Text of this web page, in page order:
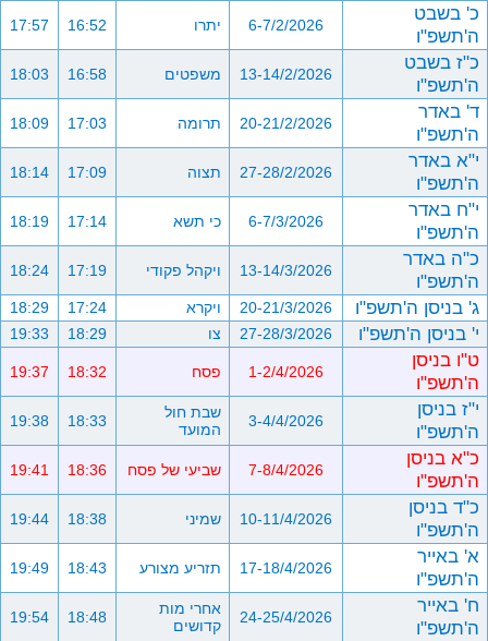
כ' בשבט
ה'תשפ"ו
6-7/2/2026 יתרו 16:52
17:57
כ"ז בשבט
ה'תשפ"ו
13-14/2/2026 משפטים 16:58
18:03
ד' באדר
ה'תשפ"ו
20-21/2/2026 תרומה 17:03
18:09
י"א באדר
ה'תשפ"ו
27-28/2/2026 תצוה 17:09
18:14
י"ח באדר
ה'תשפ"ו
6-7/3/2026 כי תשא 17:14
18:19
כ"ה באדר
ה'תשפ"ו
13-14/3/2026 ויקהל פקודי 17:19
18:24
ג' בניסן ה'תשפ"ו 20-21/3/2026 ויקרא 17:24
18:29
י' בניסן ה'תשפ"ו 27-28/3/2026 צו 18:29
19:33
ט"ו בניסן
ה'תשפ"ו
1-2/4/2026 פסח 18:32
19:37
י"ז בניסן
ה'תשפ"ו
3-4/4/2026
שבת חול
המועד
18:33
19:38
כ"א בניסן
ה'תשפ"ו
7-8/4/2026 שביעי של פסח 18:36
19:41
כ"ד בניסן
ה'תשפ"ו
10-11/4/2026 שמיני 18:38
19:44
א' באייר
ה'תשפ"ו
17-18/4/2026 תזריע מצורע 18:43
19:49
ח' באייר
ה'תשפ"ו
24-25/4/2026
אחרי מות
קדושים
18:48
19:54